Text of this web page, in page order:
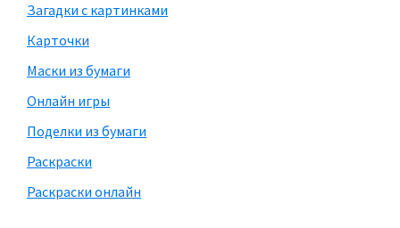
Загадки с картинками
Карточки
Маски из бумаги
Онлайн игры
Поделки из бумаги
Раскраски
Раскраски онлайн